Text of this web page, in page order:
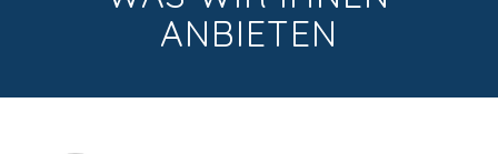
ANBIETEN